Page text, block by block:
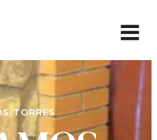
TORRES